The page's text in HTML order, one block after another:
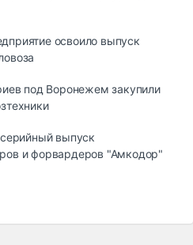
освоило выпуск
под Воронежем закупили
выпуск
и форвардеров "Амкодор"